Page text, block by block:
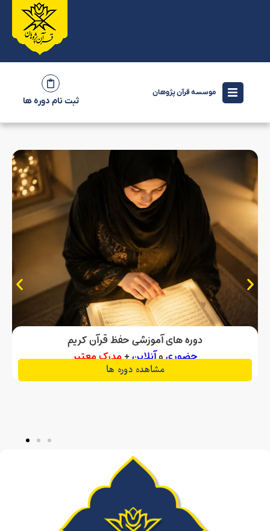
موسسه قرآن پژوهان
ثبت نام دوره ها
دوره های آموزشی حفظ قرآن کریم
حضوریوآنلاین+مدرک معتبر
مشاهده دوره ها